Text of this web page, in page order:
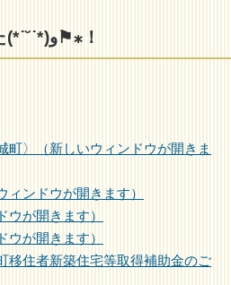
本日はご協力いただきありがとうございました(*˙˘˙*)و⚑⁎！
町〉（新しいウィンドウが開きま
ンドウが開きます）
が開きます）
が開きます）
移住者新築住宅等取得補助金のご